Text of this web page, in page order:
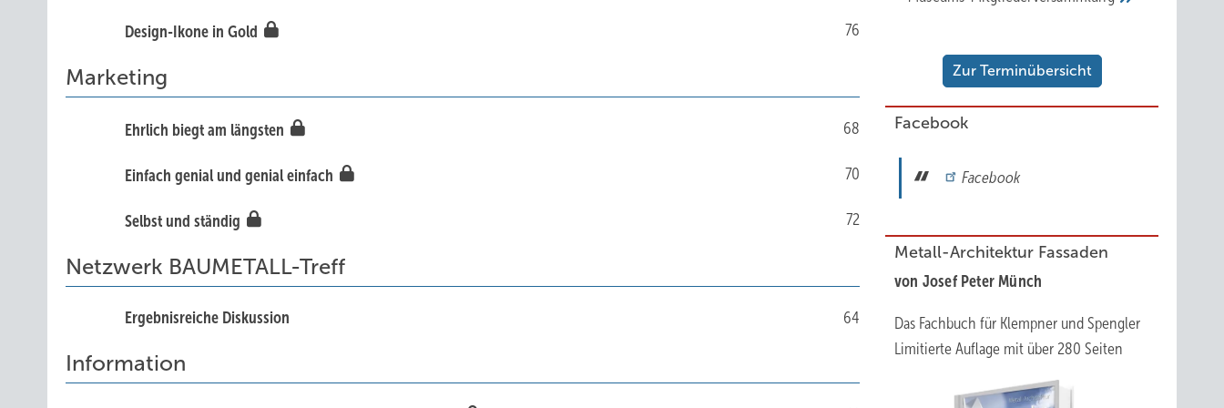
76
Design-Ikone in Gold
Marketing
68
Ehrlich biegt am längsten
70
Einfach genial und genial einfach
72
Selbst und ständig
Netzwerk BAUMETALL-Treff
64
Ergebnisreiche Diskussion
Information
Zur Terminübersicht
Facebook
Facebook
Metall-Architektur Fassaden
von Josef Peter Münch
Das Fachbuch für Klempner und Spengler
Limitierte Auflage mit über 280 Seiten